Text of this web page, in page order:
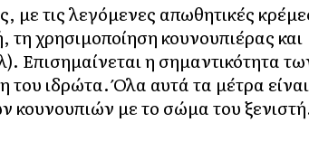
με τις λεγόμενες απωθητικές
χρησιμοποίηση κουνουπιέρας και
Επισημαίνεται η σημαντικότητα
ιδρώτα. Όλα αυτά τα μέτρα είναι
κουνουπιών με το σώμα του